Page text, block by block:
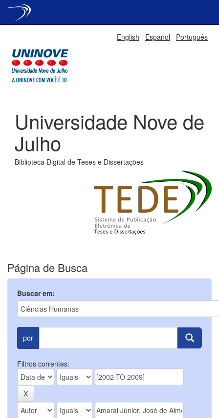
English Español Português
Universidade Nove de
Julho
Biblioteca Digital de Teses e Dissertações
Página de Busca
Buscar em:
por
Filtros correntes: